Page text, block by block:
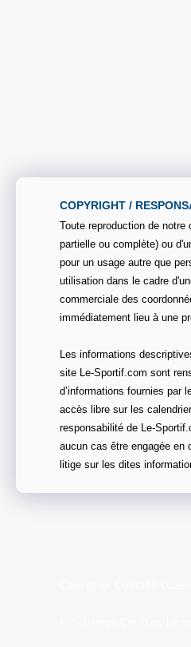
COPYRIGHT /
Toute reproduction de
partielle ou complète) ou
pour un usage autre que
utilisation dans le cadre
commerciale des
immédiatement lieu à une
Les informations
site Le-Sportif.com sont
d’informations fournies par
accès libre sur les
responsabilité de Le-
aucun cas être engagée en
litige sur les dites